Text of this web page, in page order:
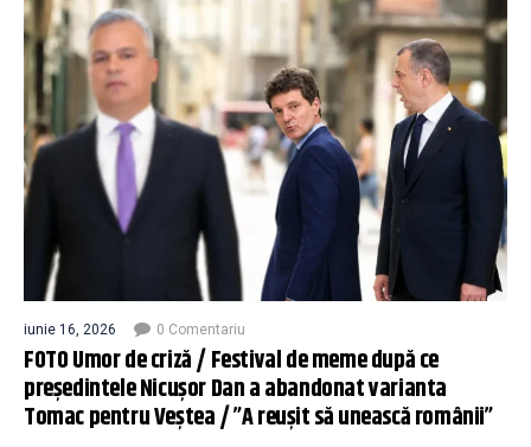
iunie 16, 2026 0 Comentariu
FOTO Umor de criză / Festival de meme după ce
președintele Nicușor Dan a abandonat varianta
Tomac pentru Veștea / ”A reușit să unească românii”